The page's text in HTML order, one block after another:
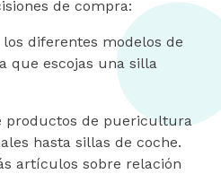
de compra:
los diferentes modelos de
que escojas una silla
productos de puericultura
hasta sillas de coche.
artículos sobre relación